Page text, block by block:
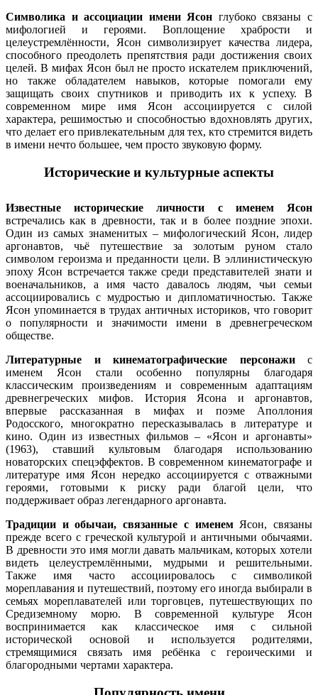
Символика и ассоциации имени Ясон глубоко связаны с
мифологией и героями. Воплощение храбрости и
целеустремлённости, Ясон символизирует качества лидера,
способного преодолеть препятствия ради достижения своих
целей. В мифах Ясон был не просто искателем приключений,
но также обладателем навыков, которые помогали ему
защищать своих спутников и приводить их к успеху. В
современном мире имя Ясон ассоциируется с силой
характера, решимостью и способностью вдохновлять других,
что делает его привлекательным для тех, кто стремится видеть
в имени нечто большее, чем просто звуковую форму.
Исторические и культурные аспекты
Известные исторические личности с именем Ясон
встречались как в древности, так и в более поздние эпохи.
Один из самых знаменитых – мифологический Ясон, лидер
аргонавтов, чьё путешествие за золотым руном стало
символом героизма и преданности цели. В эллинистическую
эпоху Ясон встречается также среди представителей знати и
военачальников, а имя часто давалось людям, чьи семьи
ассоциировались с мудростью и дипломатичностью. Также
Ясон упоминается в трудах античных историков, что говорит
о популярности и значимости имени в древнегреческом
обществе.
Литературные и кинематографические персонажис
именем Ясон стали особенно популярны благодаря
классическим произведениям и современным адаптациям
древнегреческих мифов. История Ясона и аргонавтов,
впервые рассказанная в мифах и поэме Аполлония
Родосского, многократно пересказывалась в литературе и
кино. Один из известных фильмов – «Ясон и аргонавты»
(1963), ставший культовым благодаря использованию
новаторских спецэффектов. В современном кинематографе и
литературе имя Ясон нередко ассоциируется с отважными
героями, готовыми к риску ради благой цели, что
поддерживает образ легендарного аргонавта.
Традиции и обычаи, связанные с именемЯсон, связаны
прежде всего с греческой культурой и античными обычаями.
В древности это имя могли давать мальчикам, которых хотели
видеть целеустремлёнными, мудрыми и решительными.
Также имя часто ассоциировалось с символикой
мореплавания и путешествий, поэтому его иногда выбирали в
семьях мореплавателей или торговцев, путешествующих по
Средиземному морю. В современной культуре Ясон
воспринимается как классическое имя с сильной
исторической основой и используется родителями,
стремящимися связать имя ребёнка с героическими и
благородными чертами характера.